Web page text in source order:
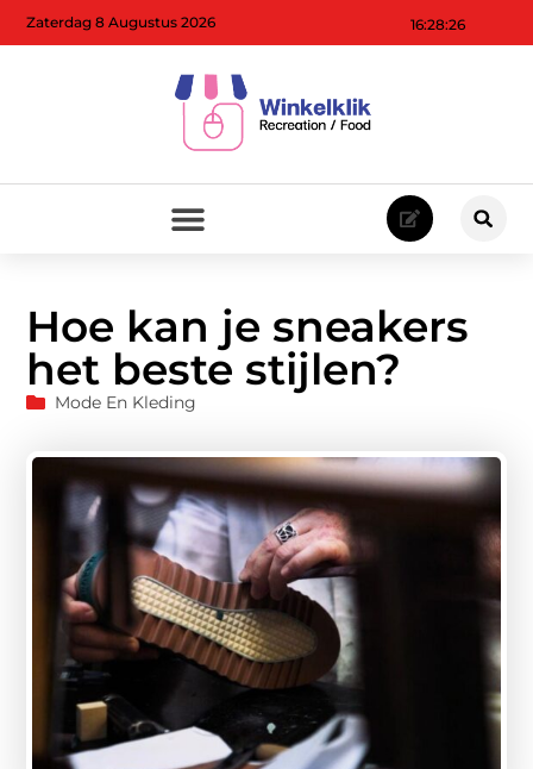
16:28:27
Zaterdag 8 Augustus 2026
Hoe kan je sneakers
het beste stijlen?
Mode En Kleding